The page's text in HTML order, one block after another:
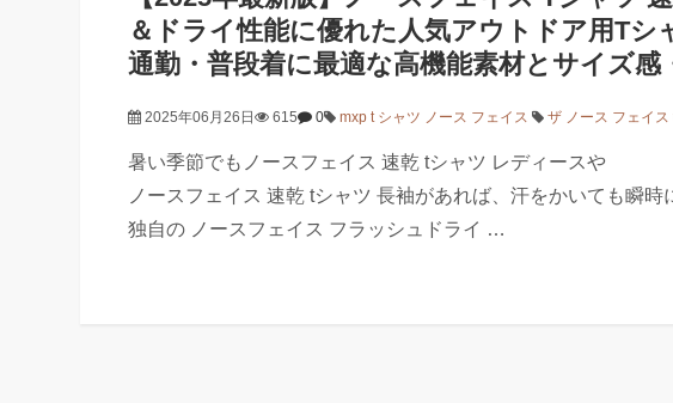
＆ドライ性能に優れた人気アウトドア用Tシ
通勤・普段着に最適な高機能素材とサイズ感
2025年06月26日 615 0 mxp t シャツ ノース フェイス ザ ノース フェイ
暑い季節でもノースフェイス 速乾 tシャツ レディースや
ノースフェイス 速乾 tシャツ 長袖があれば、汗をかいても瞬時
独自の ノースフェイス フラッシュドライ …